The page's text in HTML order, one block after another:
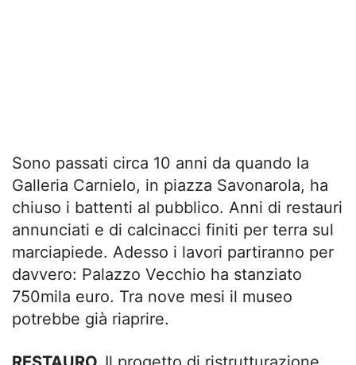
Sono passati circa 10 anni da quando la
Galleria Carnielo, in piazza Savonarola, ha
chiuso i battenti al pubblico. Anni di restauri
annunciati e di calcinacci finiti per terra sul
marciapiede. Adesso i lavori partiranno per
davvero: Palazzo Vecchio ha stanziato
750mila euro. Tra nove mesi il museo
potrebbe già riaprire.